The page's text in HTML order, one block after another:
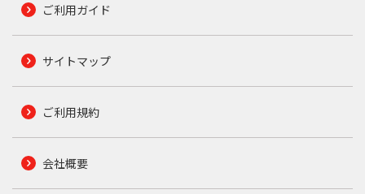
ご利用ガイド
サイトマップ
ご利用規約
会社概要